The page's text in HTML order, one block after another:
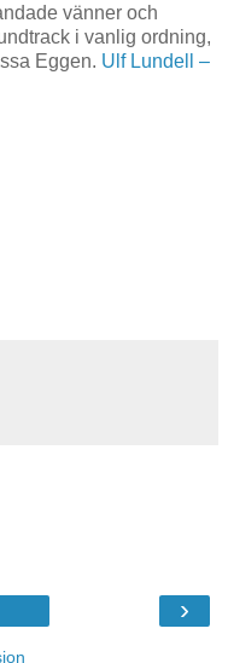
vänner och
i vanlig ordning,
Eggen. Ulf Lundell –
›